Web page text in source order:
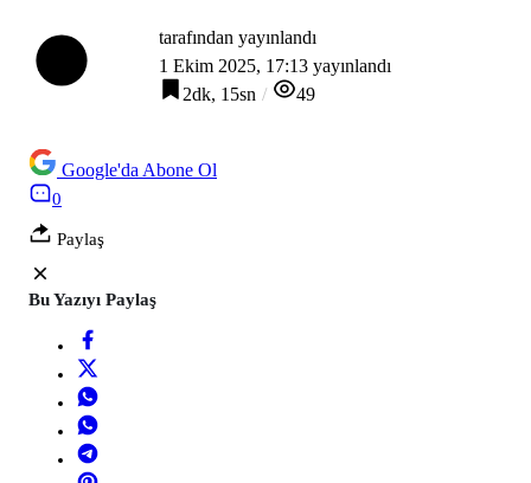
tarafından yayınlandı
1 Ekim 2025, 17:13 yayınlandı
2dk, 15sn
49
Google'da Abone Ol
0
Paylaş
Bu Yazıyı Paylaş